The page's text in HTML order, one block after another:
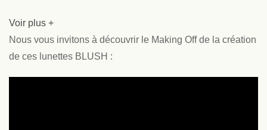
Voir plus +
Nous vous invitons à découvrir le Making Off de la création
de ces lunettes BLUSH :